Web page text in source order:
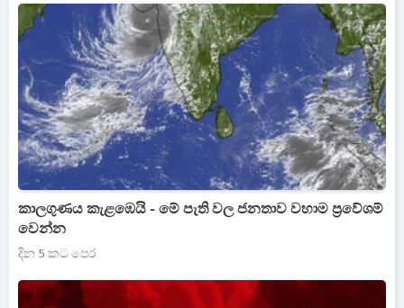
කාලගුණය කැළඹෙයි - මේ පැති වල ජනතාව වහාම ප්‍රවේශම්
වෙන්න
දින 5 කට පෙර